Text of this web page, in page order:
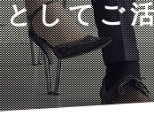
してご